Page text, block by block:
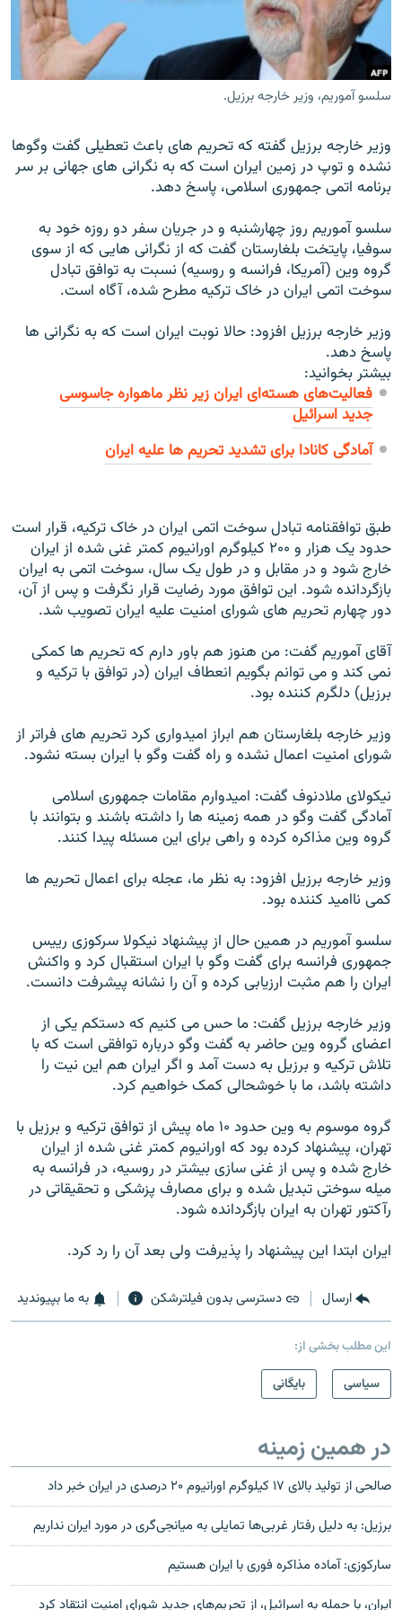
زبان‌های دیگر
سلسو آموریم، وزیر خارجه برزیل.
وزير خارجه برزيل گفته که تحريم های باعث تعطيلی گفت وگوها
نشده و توپ در زمين ايران است که به نگرانی های جهانی بر سر
برنامه اتمی جمهوری اسلامی، پاسخ دهد.
سلسو آموريم روز چهارشنبه و در جريان سفر دو روزه خود به
سوفيا، پايتخت بلغارستان گفت که از نگرانی هايی که از سوی
گروه وين (آمريکا، فرانسه و روسيه) نسبت به توافق تبادل
سوخت اتمی ايران در خاک ترکيه مطرح شده، آگاه است.
وزير خارجه برزيل افزود: حالا نوبت ايران است که به نگرانی ها
پاسخ دهد.
بیشتر بخوانید:
فعالیت‌های هسته‌ای ایران زیر نظر ماهواره ‌جاسوسی
جدید اسرائيل
آمادگی کانادا برای تشدید تحريم ها علیه ايران
طبق توافقنامه تبادل سوخت اتمی ايران در خاک ترکيه، قرار است
حدود يک هزار و ۲۰۰ کيلوگرم اورانيوم کمتر غنی شده از ايران
خارج شود و در مقابل و در طول يک سال، سوخت اتمی به ايران
بازگردانده شود. اين توافق مورد رضايت قرار نگرفت و پس از آن،
دور چهارم تحريم های شورای امنيت عليه ايران تصويب شد.
آقای آموريم گفت: من هنوز هم باور دارم که تحريم ها کمکی
نمی کند و می توانم بگويم انعطاف ايران (در توافق با ترکيه و
برزيل) دلگرم کننده بود.
وزير خارجه بلغارستان هم ابراز اميدواری کرد تحريم های فراتر از
شورای امنيت اعمال نشده و راه گفت وگو با ايران بسته نشود.
نيکولای ملادنوف گفت: اميدوارم مقامات جمهوری اسلامی
آمادگی گفت وگو در همه زمينه ها را داشته باشند و بتوانند با
گروه وين مذاکره کرده و راهی برای اين مسئله پيدا کنند.
وزير خارجه برزيل افزود: به نظر ما، عجله برای اعمال تحريم ها
کمی نااميد کننده بود.
سلسو آموريم در همين حال از پيشنهاد نيکولا سرکوزی رييس
جمهوری فرانسه برای گفت وگو با ايران استقبال کرد و واکنش
ايران را هم مثبت ارزيابی کرده و آن را نشانه پيشرفت دانست.
وزير خارجه برزيل گفت: ما حس می کنيم که دستکم يکی از
اعضای گروه وين حاضر به گفت وگو درباره توافقی است که با
تلاش ترکيه و برزيل به دست آمد و اگر ايران هم اين نيت را
داشته باشد، ما با خوشحالی کمک خواهيم کرد.
گروه موسوم به وين حدود ۱۰ ماه پيش از توافق ترکيه و برزيل با
تهران، پيشنهاد کرده بود که اورانيوم کمتر غنی شده از ايران
خارج شده و پس از غنی سازی بيشتر در روسيه، در فرانسه به
ميله سوختی تبديل شده و برای مصارف پزشکی و تحقيقاتی در
رآکتور تهران به ايران بازگردانده شود.
ايران ابتدا اين پيشنهاد را پذيرفت ولی بعد آن را رد کرد.
ارسال دسترسی بدون فیلترشکن به ما بپیوندید
این مطلب بخشی از:
سیاسی
بایگانی
در همین زمینه
صالحی از تولید بالای ۱۷ کيلوگرم اورانيوم ۲۰ درصدی در ایران خبر داد
برزیل: به دلیل رفتار ‌غربی‌ها تمایلی به میانجی‌گری در مورد ایران نداریم
سارکوزی: آماده مذاکره فوری با ایران هستیم
ایران، با حمله به اسرائیل، از تحریم‌های جدید شورای امنیت انتقاد کرد